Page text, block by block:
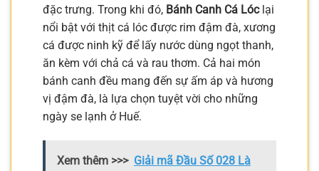
đặc trưng. Trong khi đó, Bánh Canh Cá Lóclại
nổi bật với thịt cá lóc được rim đậm đà, xương
cá được ninh kỹ để lấy nước dùng ngọt thanh,
ăn kèm với chả cá và rau thơm. Cả hai món
bánh canh đều mang đến sự ấm áp và hương
vị đậm đà, là lựa chọn tuyệt vời cho những
ngày se lạnh ở Huế.
Xem thêm >>> Giải mã Đầu Số 028 Là